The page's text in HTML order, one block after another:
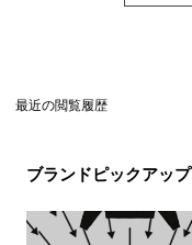
最近の閲覧履歴
ブランドピックアップ